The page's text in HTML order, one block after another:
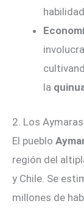
la
2. Los Aymaras
El pueblo
región del
y Chile. Se
millones de